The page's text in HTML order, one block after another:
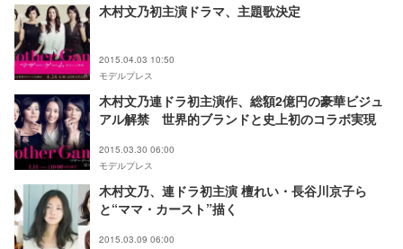
木村文乃初主演ドラマ、主題歌決定
2015.04.03 10:50
モデルプレス
木村文乃連ドラ初主演作、総額2億円の豪華ビジュ
アル解禁 世界的ブランドと史上初のコラボ実現
2015.03.30 06:00
モデルプレス
木村文乃、連ドラ初主演 檀れい・長谷川京子ら
と“ママ・カースト”描く
2015.03.09 06:00